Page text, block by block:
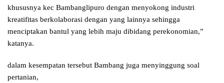
khususnya kec Bambanglipuro dengan menyokong industri
kreatifitas berkolaborasi dengan yang lainnya sehingga
menciptakan bantul yang lebih maju dibidang perekonomian,”
katanya.
dalam kesempatan tersebut Bambang juga menyinggung soal
pertanian,